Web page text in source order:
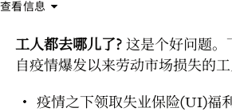
查看信息
工人都去哪儿了?这是个好问题。
自疫情爆发以来劳动市场损失的
疫情之下领取失业保险(UI)福